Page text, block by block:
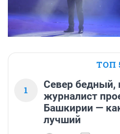
ТОП
1
Север бедный,
журналист
Башкирии —
лучший